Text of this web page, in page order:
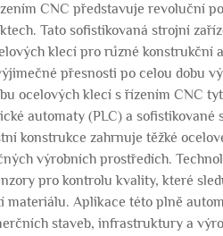
CNC představuje revoluční
Tato sofistikovaná strojní
klecí pro různé
přesnosti po celou dobu
ocelových klecí s řízením CNC
automaty (PLC) a
konstrukce zahrnuje těžké
výrobních prostředích.
pro kontrolu kvality, které
Aplikace této plně
staveb, infrastruktury a